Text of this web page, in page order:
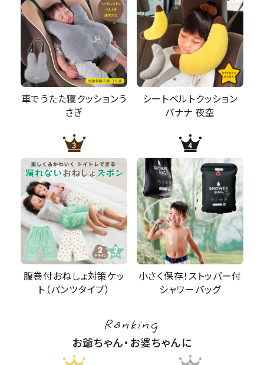
車でうたた寝クッションう
さぎ
シートベルトクッション
バナナ 夜空
腹巻付おねしょ対策ケッ
ト（パンツタイプ）
小さく保存！ストッパー付
シャワーバッグ
Ranking
お爺ちゃん・お婆ちゃんに